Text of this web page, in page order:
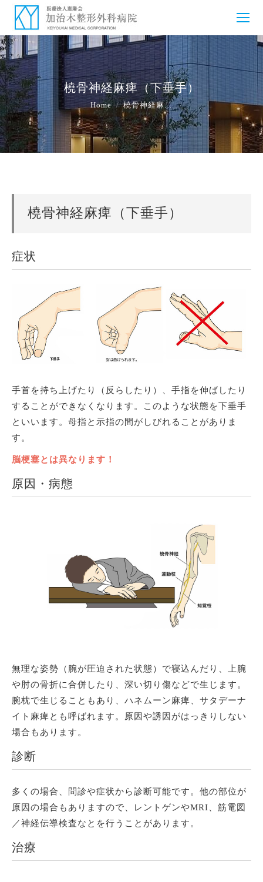
橈骨神経麻痺（下垂手）
You are here:
Home 橈骨神経麻…
橈骨神経麻痺（下垂手）
症状
手首を持ち上げたり（反らしたり）、手指を伸ばしたり
することができなくなります。このような状態を下垂手
といいます。母指と示指の間がしびれることがありま
す。
脳梗塞とは異なります！
原因・病態
無理な姿勢（腕が圧迫された状態）で寝込んだり、上腕
や肘の骨折に合併したり、深い切り傷などで生じます。
腕枕で生じることもあり、ハネムーン麻痺、サタデーナ
イト麻痺とも呼ばれます。原因や誘因がはっきりしない
場合もあります。
診断
多くの場合、問診や症状から診断可能です。他の部位が
原因の場合もありますので、レントゲンやMRI、筋電図
／神経伝導検査なとを行うことがあります。
治療